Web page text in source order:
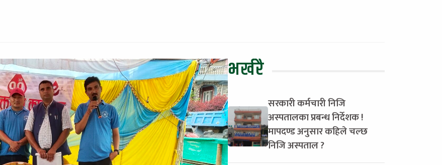
भर्खरै
सरकारी कर्मचारी निजि
अस्पतालका प्रबन्ध निर्देशक !
मापदण्ड अनुसार कहिले चल्छ
निजि अस्पताल ?